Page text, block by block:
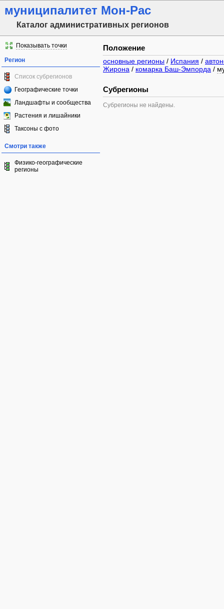
муниципалитет Мон-Рас
Каталог административных регионов
Показывать точки
Регион
Список субрегионов
Географические точки
Ландшафты и сообщества
Растения и лишайники
Таксоны с фото
Смотри также
Физико-географические
регионы
Положение
основные регионы / Испания /
Жирона / комарка Баш-Эмпорда /
Субрегионы
Субрегионы не найдены.